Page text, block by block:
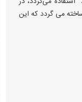
می گردد که این